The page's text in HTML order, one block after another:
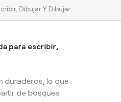
Dibujar Y Dibujar
para escribir,
duraderos, lo que
de bosques